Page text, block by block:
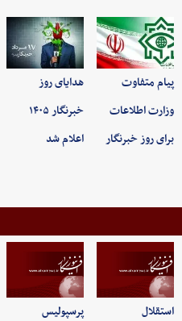
پیام متفاوت
وزارت اطلاعات
برای روز خبرنگار
هدایای روز
خبرنگار ۱۴۰۵
اعلام شد
استقلال پرسپولیس